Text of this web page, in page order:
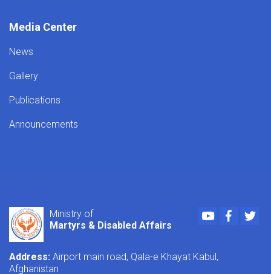
Media Center
News
Gallery
Publications
Announcements
Ministry of
Martyrs & Disabled Affairs
Youtube
Address: Airport main road, Qala-e Khayat Kabul,
Afghanistan